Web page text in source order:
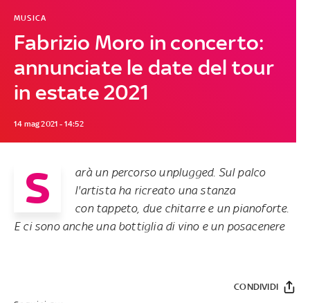
Fabrizio Moro in concerto:
annunciate le date del tour
in estate 2021
MUSICA
14 mag 2021 - 14:52
S
arà un percorso unplugged. Sul palco
l'artista ha ricreato una stanza
con tappeto, due chitarre e un pianoforte.
E ci sono anche una bottiglia di vino e un posacenere
CONDIVIDI